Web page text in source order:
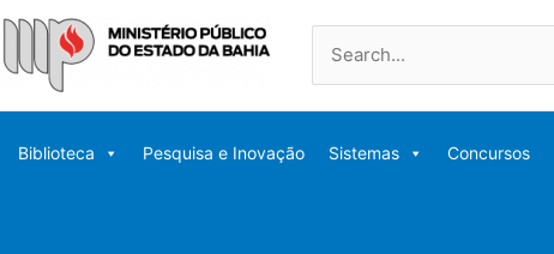
Pesquisar
por:
Biblioteca Pesquisa e Inovação Sistemas Concursos